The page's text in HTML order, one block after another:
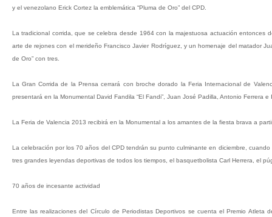
y el venezolano Erick Cortez la emblemática “Pluma de Oro” del CPD.
La tradicional corrida, que se celebra desde 1964 con la majestuosa actuación
arte de rejones con el merideño Francisco Javier Rodríguez, y un homenaje del matador
de Oro” con tres.
La Gran Corrida de la Prensa cerrará con broche dorado la Feria Internacional de
presentará en la Monumental David Fandila “El Fandi”, Juan José Padilla, Antonio Ferrera
La Feria de Valencia 2013 recibirá en la Monumental a los amantes de la fiesta brava a
La celebración por los 70 años del CPD tendrán su punto culminante en diciembre,
tres grandes leyendas deportivas de todos los tiempos, el basquetbolista Carl Herrera, el
70 años de incesante actividad
Entre las realizaciones del Círculo de Periodistas Deportivos se cuenta el Premio